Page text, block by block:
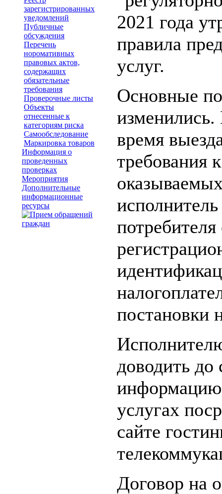
зарегистрированных
уведомлений
Публичные
обсуждения
Перечень
норомативных
правовых актов,
содержащих
обязательные
требования
Проверочные листы
Объекты
отнесенные к
категориям риска
Самообследование
Маркировка товаров
Информация о
проведенных
проверках
Мероприятия
Дополнительные
информационные
ресурсы
2021 года
правила
услуг.
Основные
время
требования
постановки
доводить до
услугах
сайте
Договор на